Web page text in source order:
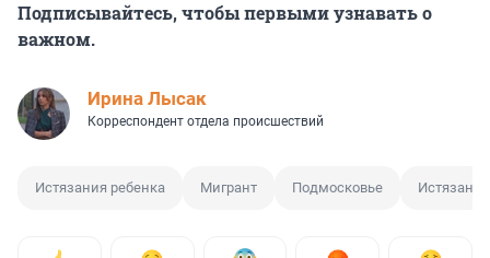
Подписывайтесь, чтобы первыми узнавать о
важном.
Ирина Лысак
Корреспондент отдела происшествий
Истязания ребенка Мигрант Подмосковье Истязание